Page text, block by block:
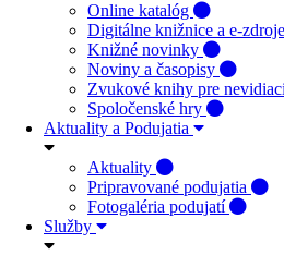
Online katalóg
Digitálne knižnice a e-zdroje
Knižné novinky
Noviny a časopisy
Zvukové knihy pre
Spoločenské hry
Aktuality a Podujatia
Aktuality
Pripravované podujatia
Fotogaléria podujatí
Služby